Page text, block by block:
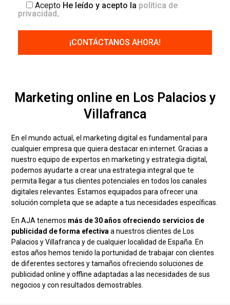
Acepto He leído y acepto la política de
privacidad .
Marketing online en Los Palacios y
Villafranca
En el mundo actual, el marketing digital es fundamental para
cualquier empresa que quiera destacar en internet. Gracias a
nuestro equipo de expertos en marketing y estrategia digital,
podemos ayudarte a crear una estrategia integral que te
permita llegar a tus clientes potenciales en todos los canales
digitales relevantes. Estamos equipados para ofrecer una
solución completa que se adapte a tus necesidades específicas.
En AJA tenemos más de 30 años ofreciendo servicios de
publicidad de forma efectiva a nuestros clientes de Los
Palacios y Villafranca y de cualquier localidad de España. En
estos años hemos tenido la portunidad de trabajar con clientes
de diferentes sectores y tamaños ofreciendo soluciones de
publicidad online y offline adaptadas a las necesidades de sus
negocios y con resultados demostrables.